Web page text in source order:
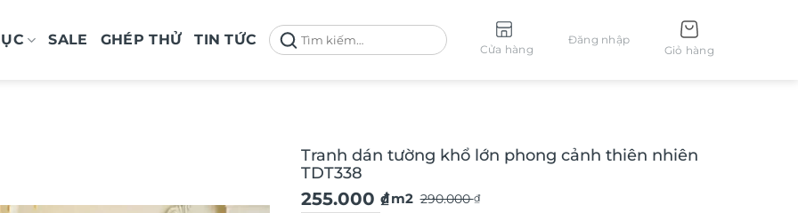
SALE GHÉP THỬ TIN TỨC
Tìm
kiếm:
Cửa hàng
Đăng nhập
Giỏ hàng
Tranh dán tường khổ lớn phong cảnh thiên nhiên
TDT338
290.000₫
Giá
255.000 ₫
Giá
/ m2